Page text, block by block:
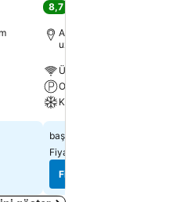
8,7
Ankara, Şehir merkezi 1.8 km
uzaklıkta
Ücretsiz kablosuz internet
Otopark
Klima
başlangıç fiyatı
Fiyatları görün:
Fiyatları görün